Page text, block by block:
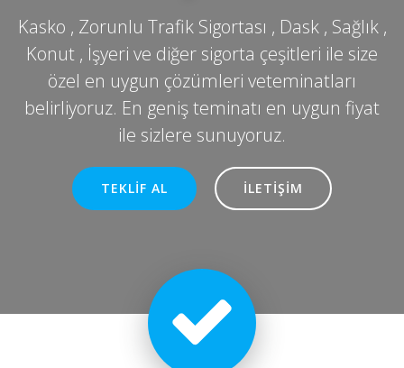
Kasko , Zorunlu Trafik Sigortası , Dask , Sağlık ,
Konut , İşyeri ve diğer sigorta çeşitleri ile size
özel en uygun çözümleri veteminatları
belirliyoruz. En geniş teminatı en uygun fiyat
ile sizlere sunuyoruz.
TEKLIF AL İLETIŞIM